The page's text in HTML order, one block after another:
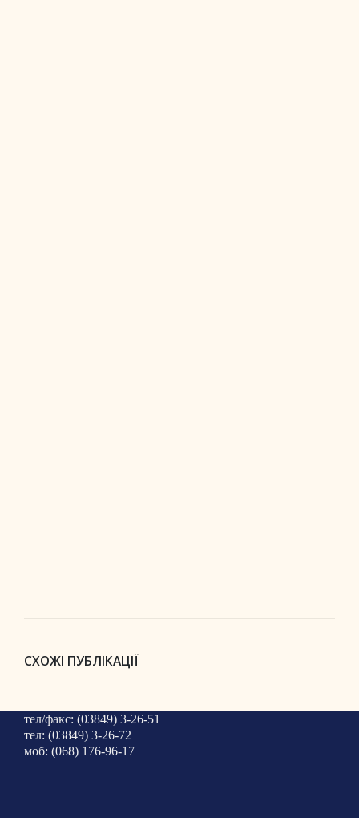
СХОЖІ ПУБЛІКАЦІЇ
тел/факс: (03849) 3-26-51
тел: (03849) 3-26-72
моб: (068) 176-96-17